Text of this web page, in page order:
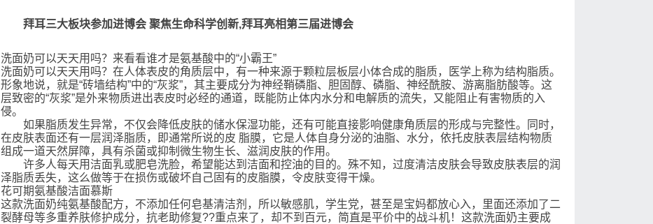
拜耳三大板块参加进博会 聚焦生命科学创新,拜耳亮相第三届进博会
洗面奶可以天天用吗？来看看谁才是氨基酸中的“小霸王”
洗面奶可以天天用吗？在人体表皮的角质层中，有一种来源于颗粒层板层小体合成的脂质，医学上称为结构脂质。
形象地说，就是“砖墙结构”中的“灰浆”，其主要成分为神经鞘磷脂、胆固醇、磷脂、神经酰胺、游离脂肪酸等。这
层致密的“灰浆”是外来物质进出表皮时必经的通道，既能防止体内水分和电解质的流失，又能阻止有害物质的入
侵。
如果脂质发生异常，不仅会降低皮肤的储水保湿功能，还有可能直接影响健康角质层的形成与完整性。同时，
在皮肤表面还有一层润泽脂质，即通常所说的皮 脂膜，它是人体自身分泌的油脂、水分，依托皮肤表层结构物质
组成一道天然屏障，具有杀菌或抑制微生物生长、滋润皮肤的作用。
许多人每天用洁面乳或肥皂洗脸，希望能达到洁面和控油的目的。殊不知，过度清洁皮肤会导致皮肤表层的润
泽脂质丢失，这么做等于在损伤或破坏自己固有的皮脂膜，令皮肤变得干燥。
花可期氨基酸洁面慕斯
这款洗面奶纯氨基酸配方，不添加任何皂基清洁剂，所以敏感肌，学生党，甚至是宝妈都放心入，里面还添加了二
裂酵母等多重养肤修护成分，抗老助修复??重点来了，却不到百元，简直是平价中的战斗机！这款洗面奶主要成